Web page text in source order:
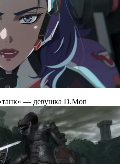
— девушка D.Mon